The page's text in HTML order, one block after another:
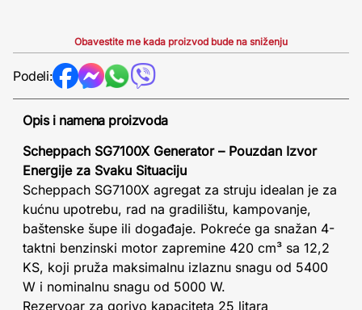
Obavestite me kada proizvod bude na sniženju
Podeli:
Opis i namena proizvoda
Scheppach SG7100X Generator – Pouzdan Izvor
Energije za Svaku Situaciju
Scheppach SG7100X agregat za struju idealan je za
kućnu upotrebu, rad na gradilištu, kampovanje,
baštenske šupe ili događaje. Pokreće ga snažan 4-
taktni benzinski motor zapremine 420 cm³ sa 12,2
KS, koji pruža maksimalnu izlaznu snagu od 5400
W i nominalnu snagu od 5000 W.
Rezervoar za gorivo kapaciteta 25 litara